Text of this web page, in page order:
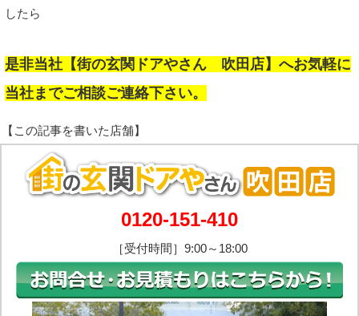
したら
是非当社【街の玄関ドアやさん 吹田店】へお気軽に
当社までご相談ご連絡下さい。
0120-151-410
［受付時間］9:00～18:00